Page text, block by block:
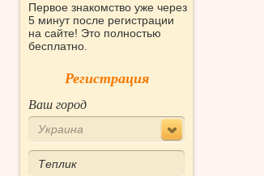
Первое знакомство уже через
5 минут после регистрации
на сайте! Это полностью
бесплатно.
Регистрация
Ваш город
Украина